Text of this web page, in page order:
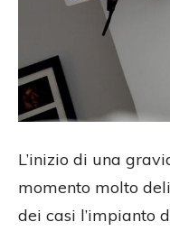
L’inizio di una
momento molto
dei casi l’impianto